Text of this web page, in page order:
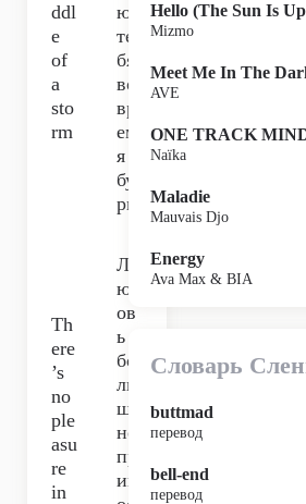
ddl
e
of
a
sto
rm
ют
те
бя
во
вр
ем
я
бу
ри,
Th
ere
’s
no
ple
asu
re
in
Л
юб
ов
ь
бо
ль
ше
не
пр
ин
Hello (The Sun Is
Mizmo
Meet Me In The
AVE
ONE TRACK
Naïka
Maladie
Mauvais Djo
Energy
Ava Max & BIA
Словарь
buttmad
перевод
bell-end
перевод